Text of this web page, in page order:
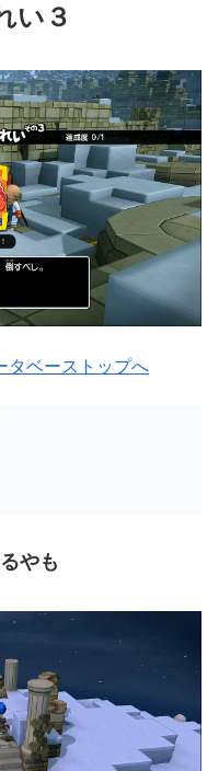
い３
ベーストップへ
やも